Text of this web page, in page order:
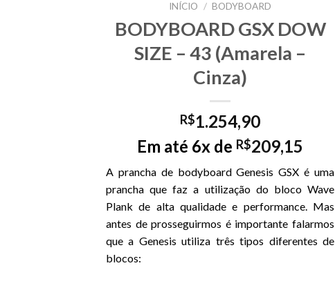
INÍCIO / BODYBOARD
BODYBOARD GSX DOW
SIZE – 43 (Amarela –
Cinza)
R$1.254,90
Em até 6x de R$209,15
A prancha de bodyboard Genesis GSX é uma
prancha que faz a utilização do bloco Wave
Plank de alta qualidade e performance. Mas
antes de prosseguirmos é importante falarmos
que a Genesis utiliza três tipos diferentes de
blocos: